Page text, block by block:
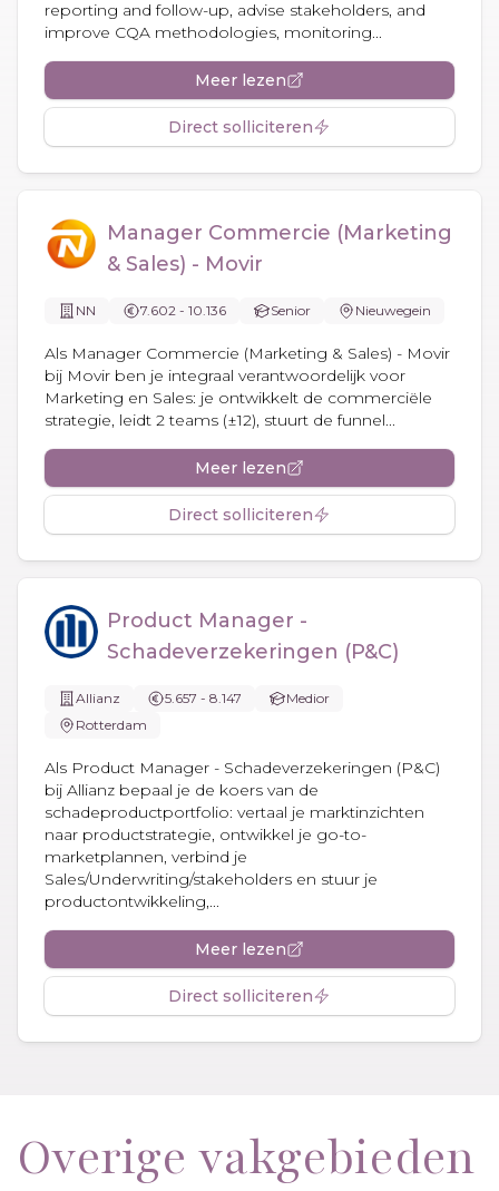
reporting and follow-up, advise stakeholders, and
improve CQA methodologies, monitoring...
Meer lezen
Direct solliciteren
Manager Commercie (Marketing
& Sales) - Movir
NN 7.602 - 10.136 Senior Nieuwegein
Als Manager Commercie (Marketing & Sales) - Movir
bij Movir ben je integraal verantwoordelijk voor
Marketing en Sales: je ontwikkelt de commerciële
strategie, leidt 2 teams (±12), stuurt de funnel...
Meer lezen
Direct solliciteren
Product Manager -
Schadeverzekeringen (P&C)
Allianz 5.657 - 8.147
Medior
Rotterdam
Als Product Manager - Schadeverzekeringen (P&C)
bij Allianz bepaal je de koers van de
schadeproductportfolio: vertaal je marktinzichten
naar productstrategie, ontwikkel je go-to-
marketplannen, verbind je
Sales/Underwriting/stakeholders en stuur je
productontwikkeling,...
Meer lezen
Direct solliciteren
Overige vakgebieden